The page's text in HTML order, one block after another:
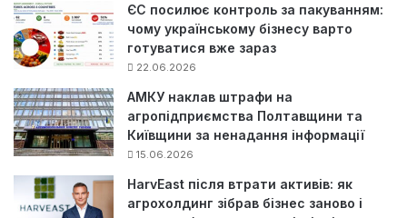
ЄС посилює контроль за пакуванням:
чому українському бізнесу варто
готуватися вже зараз
22.06.2026
АМКУ наклав штрафи на
агропідприємства Полтавщини та
Київщини за ненадання інформації
15.06.2026
HarvEast після втрати активів: як
агрохолдинг зібрав бізнес заново і